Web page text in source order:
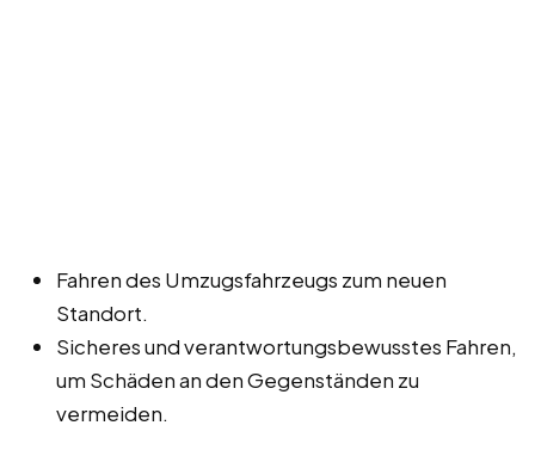
Fahren des Umzugsfahrzeugs zum neuen
Standort.
Sicheres und verantwortungsbewusstes Fahren,
um Schäden an den Gegenständen zu
vermeiden.